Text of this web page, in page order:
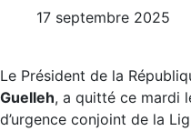
17 septembre 2025
Le Président de la
Guelleh, a quitté ce mardi
d’urgence conjoint de la